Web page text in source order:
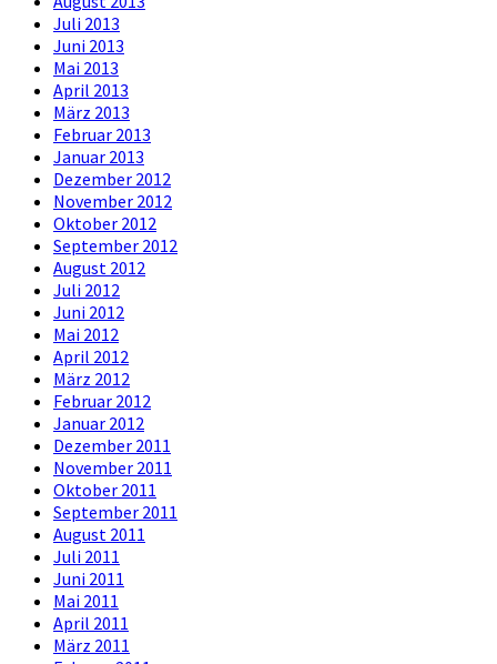
Juli 2013
Juni 2013
Mai 2013
April 2013
März 2013
Februar 2013
Januar 2013
Dezember 2012
November 2012
Oktober 2012
September 2012
August 2012
Juli 2012
Juni 2012
Mai 2012
April 2012
März 2012
Februar 2012
Januar 2012
Dezember 2011
November 2011
Oktober 2011
September 2011
August 2011
Juli 2011
Juni 2011
Mai 2011
April 2011
März 2011